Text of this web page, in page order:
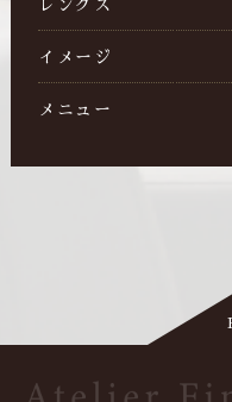
レングス
イメージ
メニュー